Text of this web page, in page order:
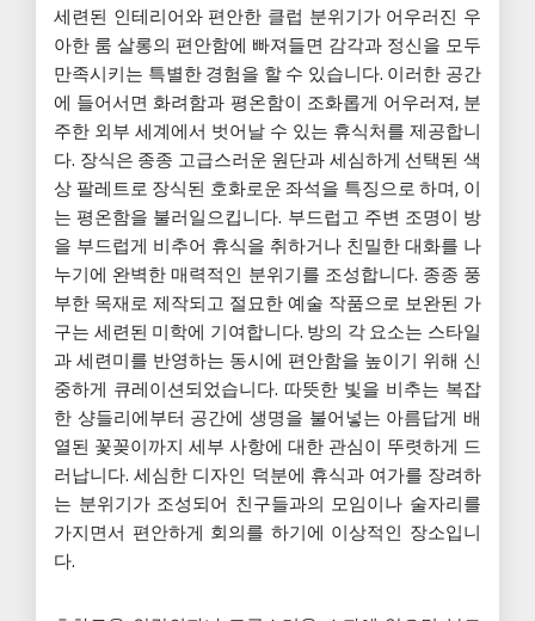
세련된 인테리어와 편안한 클럽 분위기가 어우러진 우
아한 룸 살롱의 편안함에 빠져들면 감각과 정신을 모두
만족시키는 특별한 경험을 할 수 있습니다. 이러한 공간
에 들어서면 화려함과 평온함이 조화롭게 어우러져, 분
주한 외부 세계에서 벗어날 수 있는 휴식처를 제공합니
다. 장식은 종종 고급스러운 원단과 세심하게 선택된 색
상 팔레트로 장식된 호화로운 좌석을 특징으로 하며, 이
는 평온함을 불러일으킵니다. 부드럽고 주변 조명이 방
을 부드럽게 비추어 휴식을 취하거나 친밀한 대화를 나
누기에 완벽한 매력적인 분위기를 조성합니다. 종종 풍
부한 목재로 제작되고 절묘한 예술 작품으로 보완된 가
구는 세련된 미학에 기여합니다. 방의 각 요소는 스타일
과 세련미를 반영하는 동시에 편안함을 높이기 위해 신
중하게 큐레이션되었습니다. 따뜻한 빛을 비추는 복잡
한 샹들리에부터 공간에 생명을 불어넣는 아름답게 배
열된 꽃꽂이까지 세부 사항에 대한 관심이 뚜렷하게 드
러납니다. 세심한 디자인 덕분에 휴식과 여가를 장려하
는 분위기가 조성되어 친구들과의 모임이나 술자리를
가지면서 편안하게 회의를 하기에 이상적인 장소입니
다.